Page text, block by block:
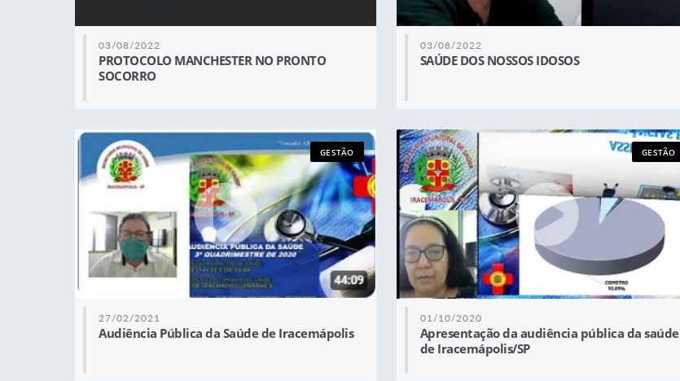
03/08/2022
PROTOCOLO MANCHESTER NO PRONTO
SOCORRO
03/08/2022
SAÚDE DOS NOSSOS IDOSOS
27/02/2021
Audiência Pública da Saúde de Iracemápolis
GESTÃO
01/10/2020
Apresentação da audiência pública da saúde
de Iracemápolis/SP
GESTÃO